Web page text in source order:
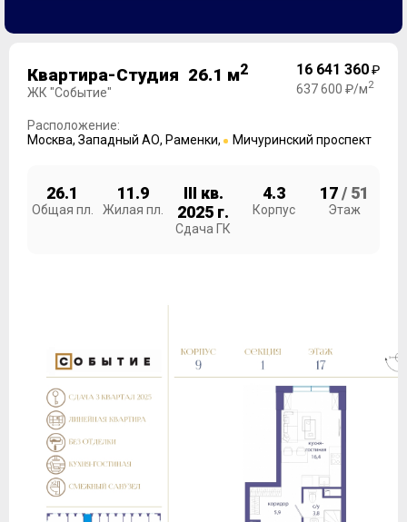
Квартира-Студия 26.1 м2
ЖК "Событие"
16 641 360₽
637 600 ₽/м2
Расположение:
Москва, Западный АО, Раменки, Мичуринский проспект
26.1
Общая пл.
11.9
Жилая пл.
III кв.
2025 г.
Сдача ГК
4.3
Корпус
17/ 51
Этаж